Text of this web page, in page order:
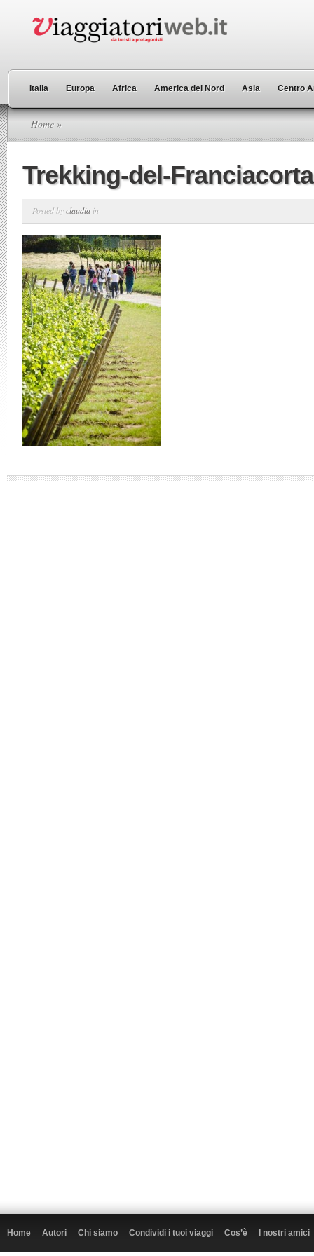
Italia Europa Africa America del Nord Asia Centro
Home »
Trekking-del-
Posted byclaudia in
Home Autori Chi siamo Condividi i tuoi viaggi Cos’è I nostri amici